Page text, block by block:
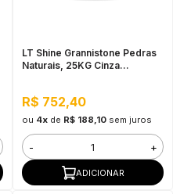
LT Shine Grannistone Pedras
Naturais, 25KG Cinza
R$ 752,40
ou 4xde R$ 188,10 sem juros
- +
ADICIONAR